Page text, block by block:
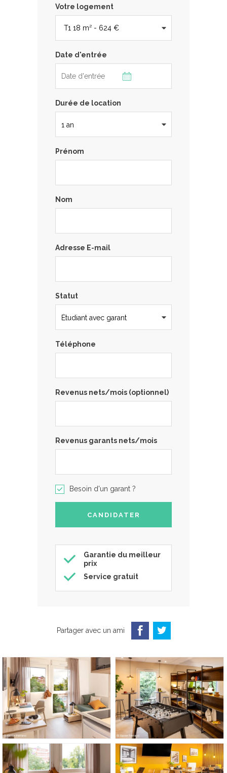
Votre logement
Date d'entrée
Durée de location
Prénom
Nom
Adresse E-mail
Statut
Téléphone
Revenus nets/mois (optionnel)
Revenus garants nets/mois
Besoin d'un garant ?
Garantie du meilleur
prix
Service gratuit
Partager avec un ami